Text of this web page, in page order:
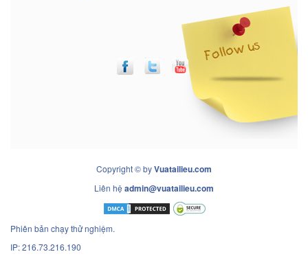
Copyright © byVuatailieu.com
Liên hệ admin@vuatailieu.com
Phiên bản chạy thử nghiệm.
IP: 216.73.216.190